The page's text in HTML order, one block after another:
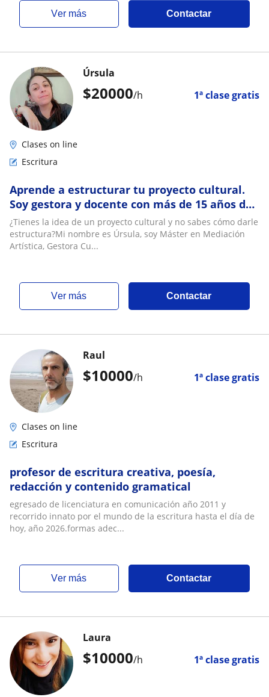
ver más Contactar
$20000/h 1ª clase gratis
Úrsula
Clases on line
Escritura
Aprende a estructurar tu proyecto cultural.
Soy gestora y docente con más de 15 años de
experiencia
¿Tienes la idea de un proyecto cultural y no sabes cómo darle
estructura?Mi nombre es Úrsula, soy Máster en Mediación
Artística, Gestora Cu...
ver más Contactar
$10000/h 1ª clase gratis
Raul
Clases on line
Escritura
profesor de escritura creativa, poesía,
redacción y contenido gramatical
egresado de licenciatura en comunicación año 2011 y
recorrido innato por el mundo de la escritura hasta el día de
hoy, año 2026.formas adec...
ver más Contactar
$10000/h 1ª clase gratis
Laura